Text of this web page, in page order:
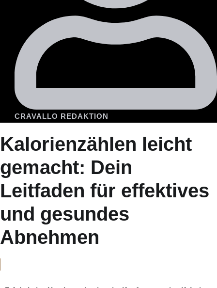
CRAVALLO REDAKTION
Kalorienzählen leicht
gemacht: Dein
Leitfaden für effektives
und gesundes
Abnehmen